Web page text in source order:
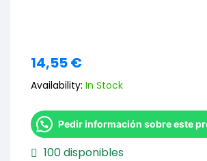
14,55€
Availability: In Stock
Pedir información sobre este
100 disponibles